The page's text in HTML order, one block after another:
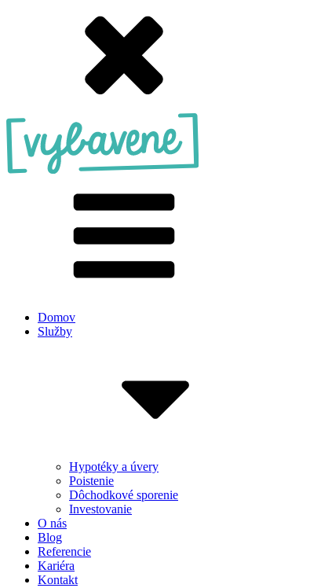
Domov
Služby
Hypotéky a úvery
Poistenie
Dôchodkové sporenie
Investovanie
O nás
Blog
Referencie
Kariéra
Kontakt